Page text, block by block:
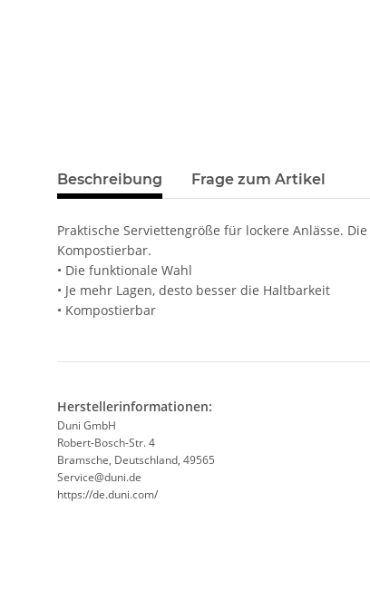
Beschreibung Frage zum Artikel
Praktische Serviettengröße für lockere Anlässe.
Kompostierbar.
• Die funktionale Wahl
• Je mehr Lagen, desto besser die Haltbarkeit
• Kompostierbar
Herstellerinformationen:
Duni GmbH
Robert-Bosch-Str. 4
Bramsche, Deutschland, 49565
Service@duni.de
https://de.duni.com/